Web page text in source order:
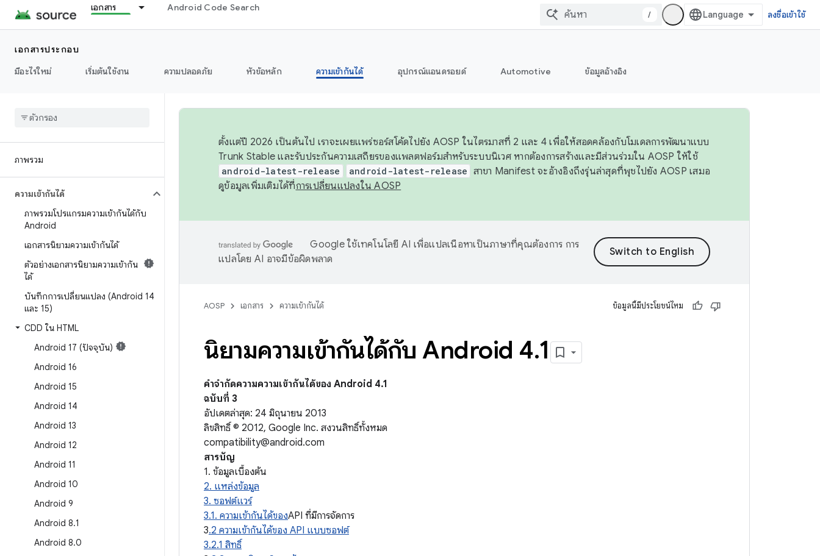
เอกสาร Android Code Search
/ ลงชื่อเข้าใช้
เอกสารประกอบ
มีอะไรใหม่
เริ่มต้นใช้งาน ความปลอดภัย หัวข้อหลัก ความเข้ากันได้ อุปกรณ์แอนดรอยด์ Automotive ข้อมูลอ้างอิง
ภาพรวม
ความเข้ากันได้
ภาพรวมโปรแกรมความเข้ากันได้กับ
Android
เอกสารนิยามความเข้ากันได้
ตัวอย่างเอกสารนิยามความเข้ากัน
ได้
บันทึกการเปลี่ยนแปลง (Android 14
และ 15)
CDD ใน HTML
Android 17 (ปัจจุบัน)
Android 16
Android 15
Android 14
Android 13
Android 12
Android 11
Android 10
Android 9
Android 8.1
Android 8.0
ตั้งแต่ปี 2026 เป็นต้นไป เราจะเผยแพร่ซอร์สโค้ดไปยัง AOSP ในไตรมาสที่ 2 และ 4 เพื่อให้สอดคล้องกับโมเดลการพัฒนาแบบ
Trunk Stable และรับประกันความเสถียรของแพลตฟอร์มสำหรับระบบนิเวศ หากต้องการสร้างและมีส่วนร่วมใน AOSP ให้ใช้
android-latest-release android-latest-release สาขา Manifest จะอ้างอิงถึงรุ่นล่าสุดที่พุชไปยัง AOSP เสมอ
ดูข้อมูลเพิ่มเติมได้ที่การเปลี่ยนแปลงใน AOSP
Google ใช้เทคโนโลยี AI เพื่อแปลเนื้อหาเป็นภาษาที่คุณต้องการ การ
แปลโดย AI อาจมีข้อผิดพลาด
AOSP เอกสาร ความเข้ากันได้ ข้อมูลนี้มีประโยชน์ไหม
นิยามความเข้ากันได้กับ Android 4.1
คำจำกัดความความเข้ากันได้ของ Android 4.1
ฉบับที่ 3
อัปเดตล่าสุด: 24 มิถุนายน 2013
ลิขสิทธิ์ © 2012, Google Inc. สงวนสิทธิ์ทั้งหมด
compatibility@android.com
สารบัญ
1. ข้อมูลเบื้องต้น
2. แหล่งข้อมูล
3. ซอฟต์แวร์
3.1. ความเข้ากันได้ของAPI ที่มีการจัดการ
3.2 ความเข้ากันได้ของ API แบบซอฟต์
3.2.1 สิทธิ์